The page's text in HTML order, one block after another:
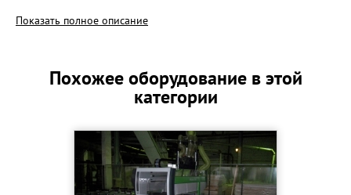
- фрезерование 3D;
- фрезерование пазов в направлении осей «Х» и «Y»;
Характеристики:
РАБОЧАЯ ЗОНА - max: X= 2800 мм, Y= 1300 мм, Z= 200 мм,
- Скорость перемещения по осям: X, Y = 42,4 (54) м/мин, Z = 11,5
Показать полное описание
Похожее оборудование в этой
категории